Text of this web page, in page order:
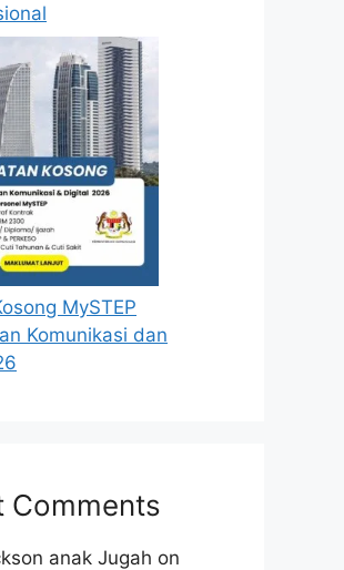
MySTEP
Komunikasi dan
Comments
anak Jugah on